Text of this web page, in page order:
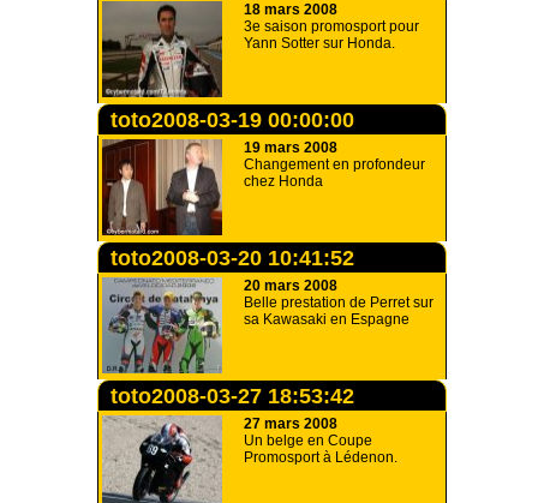
18 mars 2008
3e saison promosport pour
Yann Sotter sur Honda.
toto2008-03-19 00:00:00
19 mars 2008
Changement en profondeur
chez Honda
toto2008-03-20 10:41:52
20 mars 2008
Belle prestation de Perret sur
sa Kawasaki en Espagne
toto2008-03-27 18:53:42
27 mars 2008
Un belge en Coupe
Promosport à Lédenon.